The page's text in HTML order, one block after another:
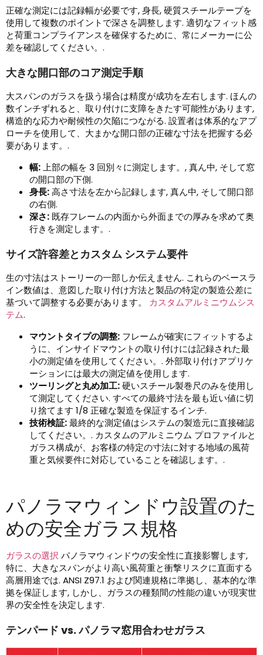
正確な測定には記録幅が必要です, 身長, 硬質スチールテープを
使用して複数のポイントで深さを調整します. 適切なフィット感
と荷重コンプライアンスを確保するために、常にメーカーに公
差を確認してください。.
大きな開口部のコア測定手順
大スパンのガラスを扱う場合は精度が成功を左右します. ほんの
数インチずれると、取り付けに支障をきたす可能性があります,
構造的な応力や耐候性の欠陥につながる. 設置者は体系的なアプ
ローチを使用して、大まかな開口部の正確な寸法を把握する必
要があります。.
幅:上部の幅を 3 回別々に測定します。, 真ん中, そして窓
の開口部の下側.
身長:高さ寸法を左から記録します, 真ん中, そして開口部
の右側.
深さ: 既存フレームの内面から外面までの厚みを求めて奥
行きを測定します。.
サイズ許容差とカスタム システム要件
生の寸法はストーリーの一部しか伝えません. これらのベースラ
イン数値は、意図した取り付け方法と製品の特定の製造公差に
基づいて調整する必要があります。 カスタムアルミニウムシス
テム.
マウントタイプの調整: フレームが確実にフィットするよ
うに、インサイドマウントの取り付けには記録された最
小の測定値を使用してください。. 外部取り付けアプリケ
ーションには最大の測定値を使用します.
ツーリングと丸め加工:硬いスチール製巻尺のみを使用し
て測定してください. すべての最終寸法を最も近い値に切
り捨てます 1/8 正確な製造を保証するインチ.
技術検証:最終的な測定値はシステムの製造元に直接確認
してください。. カスタムのアルミニウム プロファイルと
ガラス構成が、お客様の特定の寸法に対する地域の風荷
重と気候要件に対応していることを確認します。.
パノラマウィンドウ設置のた
めの安全ガラス規格
ガラスの選択 パノラマウィンドウの安全性に直接影響します,
特に、大きなスパンがより高い風荷重と衝撃リスクに直面する
高層用途では. ANSI Z97.1 および関連規格に準拠し、基本的な準
拠を保証します, しかし、ガラスの種類間の性能の違いが現実世
界の安全性を決定します.
テンパード vs. パノラマ窓用合わせガラス